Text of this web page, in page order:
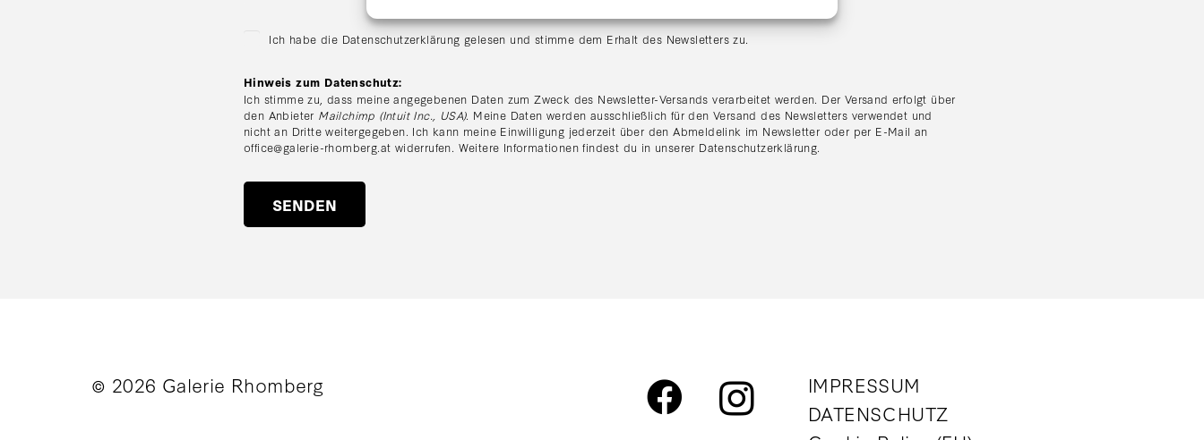
Ich habe die Datenschutzerklärung gelesen und stimme dem Erhalt des Newsletters zu.
Hinweis zum Datenschutz:
Ich stimme zu, dass meine angegebenen Daten zum Zweck des Newsletter-Versands verarbeitet werden. Der Versand erfolgt über
den Anbieter Mailchimp (Intuit Inc., USA). Meine Daten werden ausschließlich für den Versand des Newsletters verwendet und
nicht an Dritte weitergegeben. Ich kann meine Einwilligung jederzeit über den Abmeldelink im Newsletter oder per E-Mail an
office@galerie-rhomberg.at widerrufen. Weitere Informationen findest du in unserer Datenschutzerklärung.
© 2026 Galerie Rhomberg
IMPRESSUM
DATENSCHUTZ